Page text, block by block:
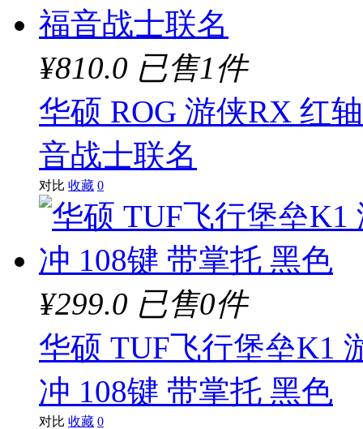
¥810.0 已售1件
华硕 ROG 游侠RX 红
音战士联名
对比 收藏 0
¥299.0 已售0件
华硕 TUF飞行堡垒K1
冲 108键 带掌托 黑色
对比 收藏 0